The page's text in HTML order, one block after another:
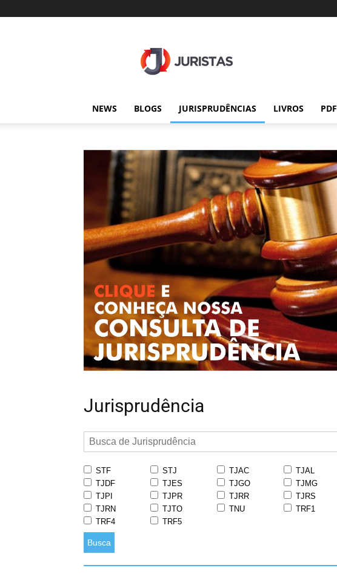
NEWS BLOGS JURISPRUDÊNCIAS LIVROS PDF
Jurisprudência
STF STJ TJAC TJAL
TJDF
TJES TJGO TJMG
TJPI
TJPR TJRR TJRS
TJRN
TJTO TNU TRF1
TRF4
TRF5
Busca